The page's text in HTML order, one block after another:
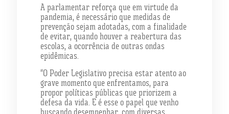
A parlamentar reforça que em virtude da
pandemia, é necessário que medidas de
prevenção sejam adotadas, com a finalidade
de evitar, quando houver a reabertura das
escolas, a ocorrência de outras ondas
epidêmicas.
“O Poder Legislativo precisa estar atento ao
grave momento que enfrentamos, para
propor políticas públicas que priorizem a
defesa da vida. E é esse o papel que venho